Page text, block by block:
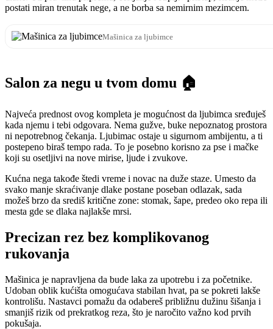
postati miran trenutak nege, a ne borba sa nemirnim mezimcem.
Mašinica za ljubimce
Salon za negu u tvom domu 🏠
Najveća prednost ovog kompleta je mogućnost da ljubimca sređuješ
kada njemu i tebi odgovara. Nema gužve, buke nepoznatog prostora
ni nepotrebnog čekanja. Ljubimac ostaje u sigurnom ambijentu, a ti
postepeno biraš tempo rada. To je posebno korisno za pse i mačke
koji su osetljivi na nove mirise, ljude i zvukove.
Kućna nega takođe štedi vreme i novac na duže staze. Umesto da
svako manje skraćivanje dlake postane poseban odlazak, sada
možeš brzo da središ kritične zone: stomak, šape, predeo oko repa ili
mesta gde se dlaka najlakše mrsi.
Precizan rez bez komplikovanog
rukovanja
Mašinica je napravljena da bude laka za upotrebu i za početnike.
Udoban oblik kućišta omogućava stabilan hvat, pa se pokreti lakše
kontrolišu. Nastavci pomažu da odabereš približnu dužinu šišanja i
smanjiš rizik od prekratkog reza, što je naročito važno kod prvih
pokušaja.